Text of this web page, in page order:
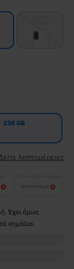
256 GB
λεπτομέρειες
Ειδοποίησε με!
Έχει όμως
σημάδια.